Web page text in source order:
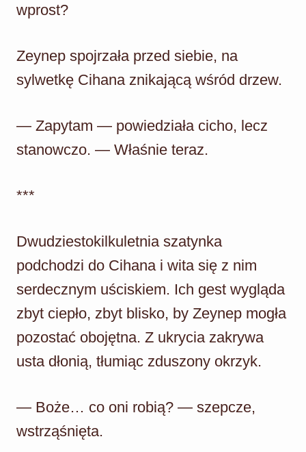
wprost?
Zeynep spojrzała przed siebie, na
sylwetkę Cihana znikającą wśród drzew.
— Zapytam — powiedziała cicho, lecz
stanowczo. — Właśnie teraz.
***
Dwudziestokilkuletnia szatynka
podchodzi do Cihana i wita się z nim
serdecznym uściskiem. Ich gest wygląda
zbyt ciepło, zbyt blisko, by Zeynep mogła
pozostać obojętna. Z ukrycia zakrywa
usta dłonią, tłumiąc zduszony okrzyk.
— Boże… co oni robią? — szepcze,
wstrząśnięta.